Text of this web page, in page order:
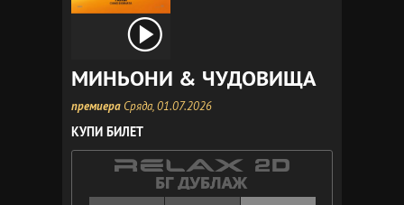
МИНЬОНИ & ЧУДОВИЩА
премиера Сряда, 01.07.2026
КУПИ БИЛЕТ